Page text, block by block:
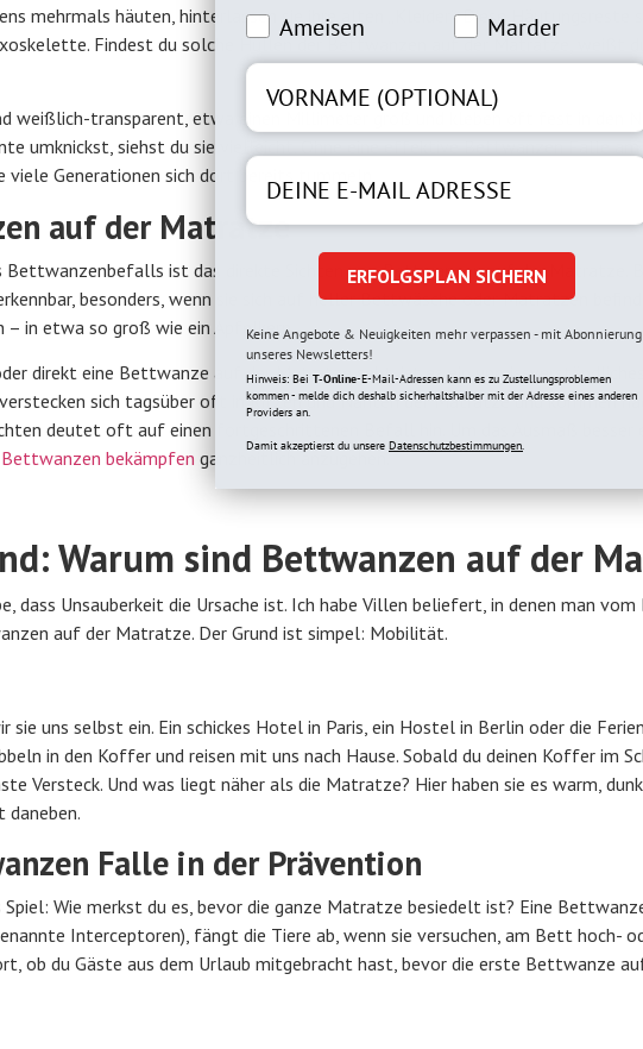
mehrmals häuten, hinterlassen sie ihre alten „Kleider“. Diese Häutungsreste
Findest du solche Hüllen der Bettwanzen auf der Matratze, weißt
weißlich-transparent, etwa einen Millimeter groß und kleben oft fest in den
umknickst, siehst du sie vielleicht. Ohne eine effektive Bettwanzen Falle
Generationen sich dort bereits tummeln.
auf der Matratze
Bettwanzenbefalls ist das direkte Sichten von Bettwanzen auf der Matratze.
besonders, wenn sie sich auf heller Bettwäsche oder Matratzen
– in etwa so groß wie ein Apfelkern.
direkt eine Bettwanze auf der Matratze seht, ist es ein
sich tagsüber oft in Ritzen und Nähten der Matratze und kommen
deutet oft auf einen fortgeschrittenen Befall hin. Um das Ausmaß besser
Bettwanzen bekämpfen ganzheitlich anzugehen.
Warum sind Bettwanzen auf der
dass Unsauberkeit die Ursache ist. Ich habe Villen beliefert, in denen man vom
auf der Matratze. Der Grund ist simpel: Mobilität.
sie uns selbst ein. Ein schickes Hotel in Paris, ein Hostel in Berlin oder die
in den Koffer und reisen mit uns nach Hause. Sobald du deinen Koffer im
Versteck. Und was liegt näher als die Matratze? Hier haben sie es warm,
Falle in der Prävention
Wie merkst du es, bevor die ganze Matratze besiedelt ist? Eine
Interceptoren), fängt die Tiere ab, wenn sie versuchen, am Bett hoch-
ob du Gäste aus dem Urlaub mitgebracht hast, bevor die erste Bettwanze
Ameiseninteresse
Ameisen Marderinteresse
Marder
ERFOLGSPLAN SICHERN
Keine Angebote & Neuigkeiten mehr verpassen - mit Abonnierung
unseres Newsletters!
Hinweis: Bei T-Online-E-Mail-Adressen kann es zu Zustellungsproblemen
kommen - melde dich deshalb sicherhaltshalber mit der Adresse eines anderen
Providers an.
Damit akzeptierst du unsere Datenschutzbestimmungen.